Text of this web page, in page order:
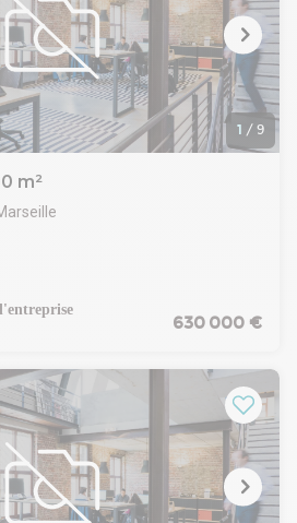
étage de 113 m² peut être
1 / 9
m²
et local du marché de
surface de 196 m² à la vente.
coeur du centre-ville de Marseille
offre une belle hauteur sous
630 000 €